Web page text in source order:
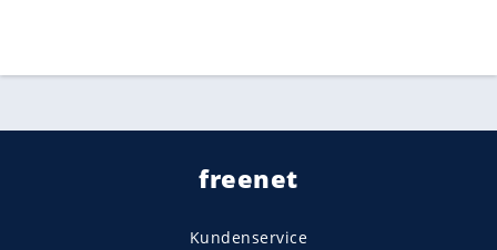
freenet
Kundenservice